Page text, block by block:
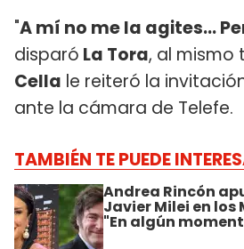
"A mí no me la agites...
disparó La Tora, al mismo
Cella le reiteró la
ante la cámara de Telefe.
TAMBIÉN TE PUEDE
Andrea Rincón
Javier Milei en los
"En algún